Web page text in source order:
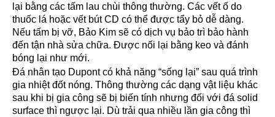
lại bằng các tấm lau chùi thông thường. Các vết ố do
thuốc lá hoặc vết bút CD có thể được tẩy bỏ dễ dàng.
Nếu tấm bị vỡ, Bảo Kim sẽ có dịch vụ bảo trì bảo hành
đến tận nhà sửa chữa. Được nối lại bằng keo và đánh
bóng lại như mới.
Đá nhân tạo Dupontcó khả năng “sống lại” sau quá trình
gia nhiệt đốt nóng. Thông thường các dạng vật liệu khác
sau khi bị gia công sẽ bị biến tính nhưng đối với đá solid
surface thì ngược lại. Dù trải qua nhiều lần gia công thì